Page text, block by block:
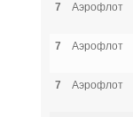
7 Аэрофлот
7 Аэрофлот
7 Аэрофлот